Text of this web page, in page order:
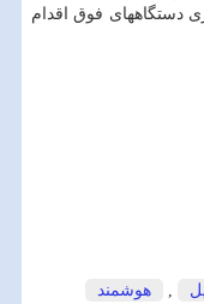
دستگاههای فوق اقدام
, هوشمند